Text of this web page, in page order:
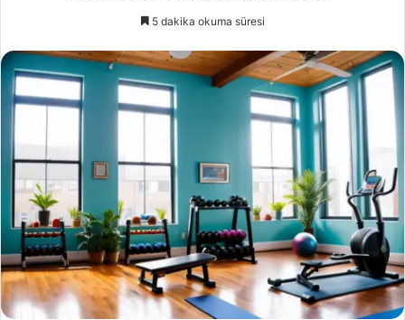
5 dakika okuma süresi